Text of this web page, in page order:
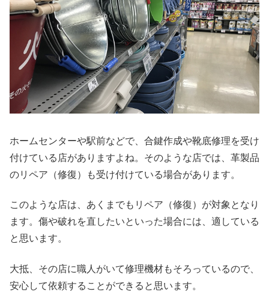
ホームセンターや駅前などで、合鍵作成や靴底修理を受け
付けている店がありますよね。そのような店では、革製品
のリペア（修復）も受け付けている場合があります。
このような店は、あくまでもリペア（修復）が対象となり
ます。傷や破れを直したいといった場合には、適している
と思います。
大抵、その店に職人がいて修理機材もそろっているので、
安心して依頼することができると思います。